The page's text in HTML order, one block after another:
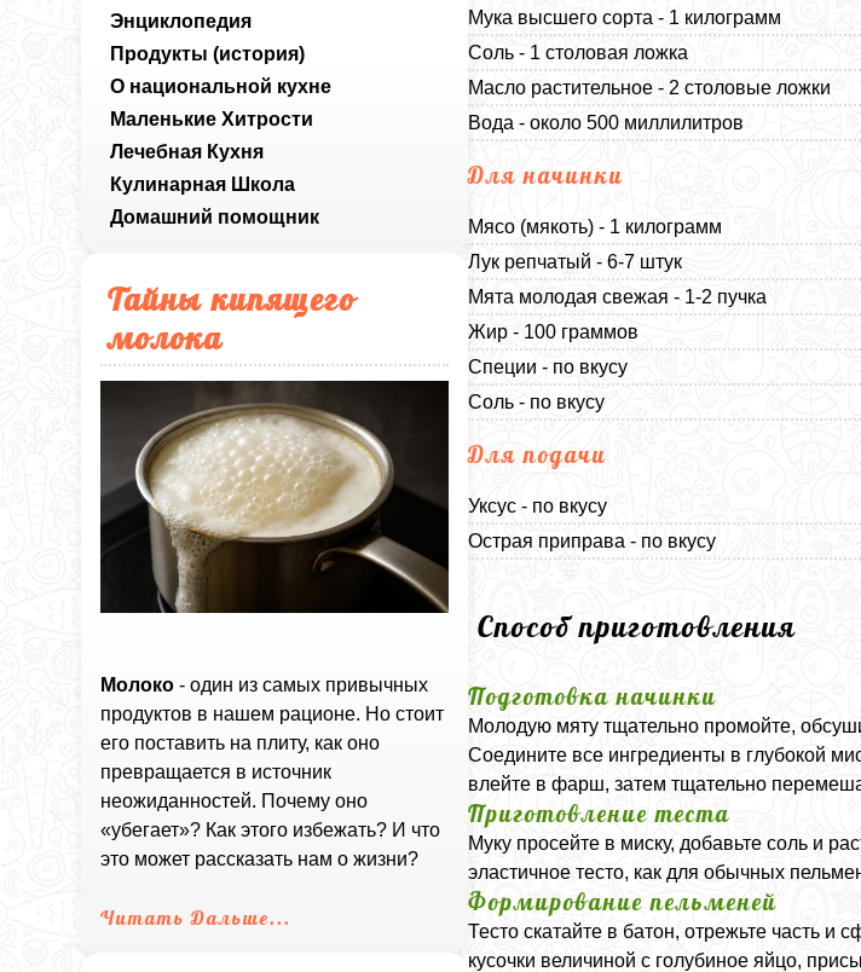
Энциклопедия
Продукты (история)
О национальной кухне
Маленькие Хитрости
Лечебная Кухня
Кулинарная Школа
Домашний помощник
Тайны кипящего
молока
Молоко - один из самых привычных
продуктов в нашем рационе. Но стоит
его поставить на плиту, как оно
превращается в источник
неожиданностей. Почему оно
«убегает»? Как этого избежать? И что
это может рассказать нам о жизни?
Читать Дальше...
Мука высшего сорта - 1 килограмм
Соль - 1 столовая ложка
Масло растительное - 2 столовые ложки
Вода - около 500 миллилитров
Для начинки
Мясо (мякоть) - 1 килограмм
Лук репчатый - 6-7 штук
Мята молодая свежая - 1-2 пучка
Жир - 100 граммов
Специи - по вкусу
Соль - по вкусу
Для подачи
Уксус - по вкусу
Острая приправа - по вкусу
Способ приготовления
Подготовка начинки
Молодую мяту тщательно промойте,
Соедините все ингредиенты в глубокой
влейте в фарш, затем тщательно
Приготовление теста
Муку просейте в миску, добавьте соль и
эластичное тесто, как для обычных
Формирование пельменей
Тесто скатайте в батон, отрежьте часть и
кусочки величиной с голубиное яйцо,